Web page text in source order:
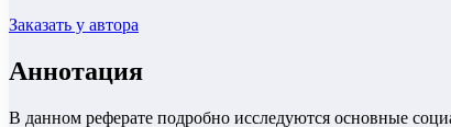
Заказать у автора
Аннотация
В данном реферате подробно исследуются основные